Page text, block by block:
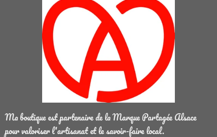
Ma boutique est partenaire de la Marque Partagée Alsace
pour valoriser l'artisanat et le savoir-faire local.